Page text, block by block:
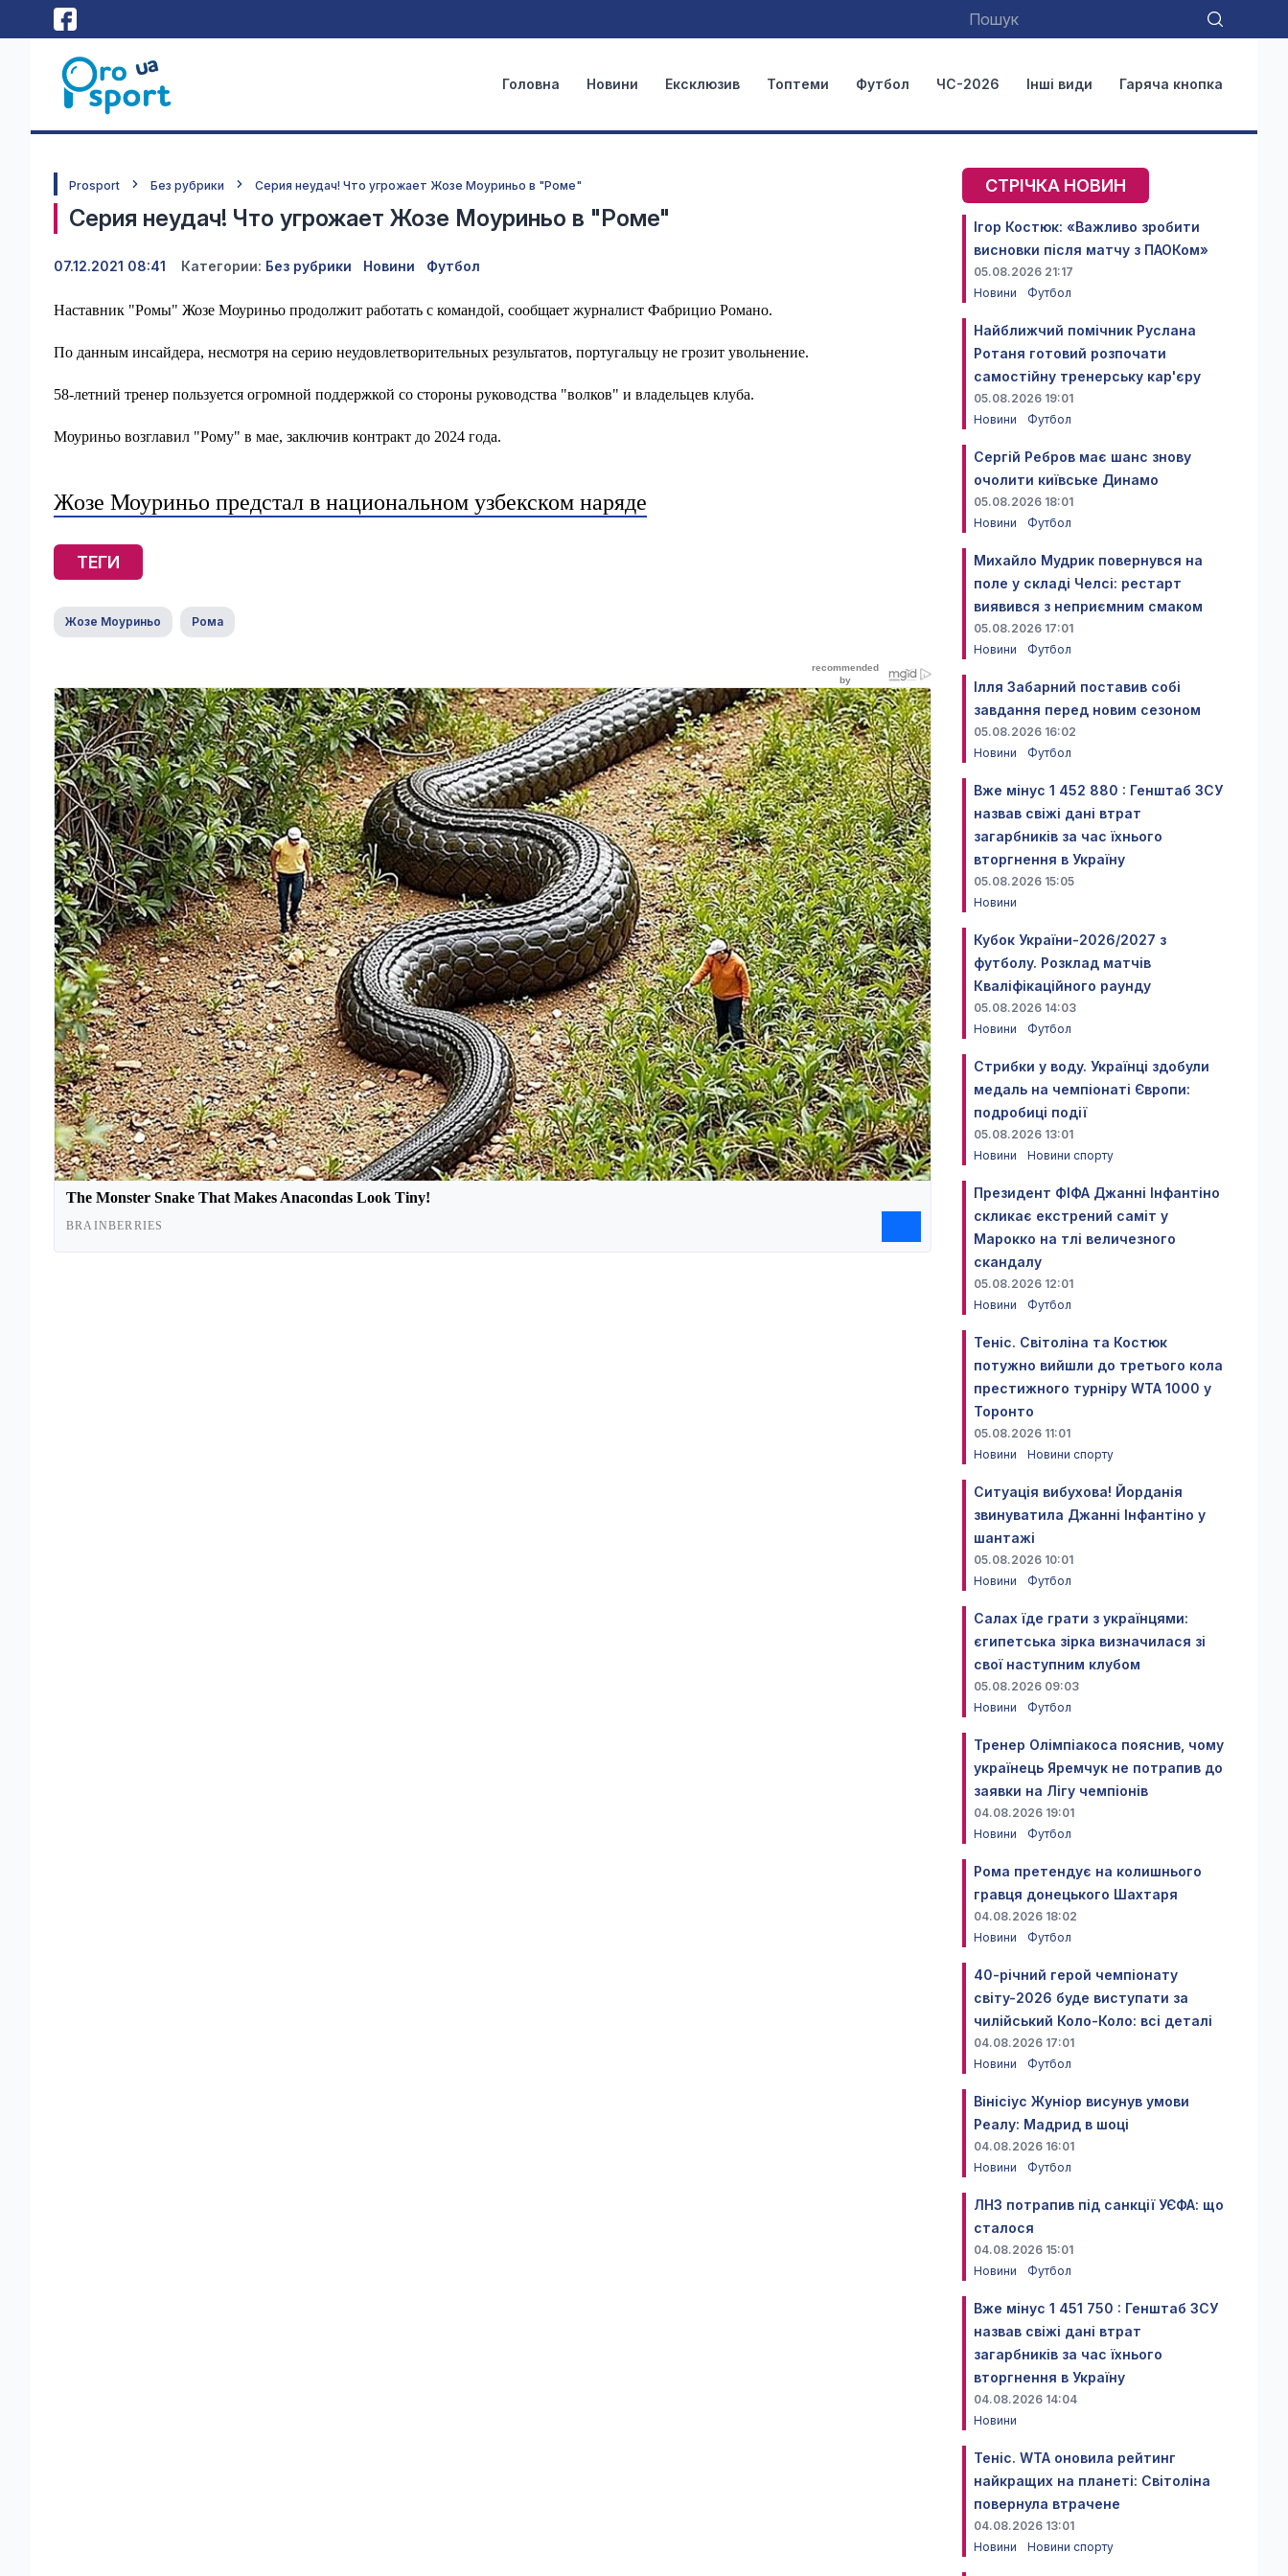
Головна Новини Ексклюзив Топтеми Футбол ЧС-2026 Інші види Гаряча кнопка
Prosport Без рубрики Серия неудач! Что угрожает Жозе Моуриньо в "Роме"
Серия неудач! Что угрожает Жозе Моуриньо в "Роме"
07.12.2021 08:41 Категории: Без рубрики Новини Футбол
Наставник "Ромы" Жозе Моуриньо продолжит работать с командой, сообщает журналист Фабрицио Романо.
По данным инсайдера, несмотря на серию неудовлетворительных результатов, португальцу не грозит увольнение.
58-летний тренер пользуется огромной поддержкой со стороны руководства "волков" и владельцев клуба.
Моуриньо возглавил "Рому" в мае, заключив контракт до 2024 года.
Жозе Моуриньо предстал в национальном узбекском наряде
ТЕГИ
Жозе Моуриньо Рома
СТРІЧКА НОВИН
Ігор Костюк: «Важливо зробити
висновки після матчу з ПАОКом»
05.08.2026 21:17
Новини
Футбол
Найближчий помічник Руслана
Ротаня готовий розпочати
самостійну тренерську кар'єру
05.08.2026 19:01
Новини
Футбол
Сергій Ребров має шанс знову
очолити київське Динамо
05.08.2026 18:01
Новини
Футбол
Михайло Мудрик повернувся на
поле у складі Челсі: рестарт
виявився з неприємним смаком
05.08.2026 17:01
Новини
Футбол
Ілля Забарний поставив собі
завдання перед новим сезоном
05.08.2026 16:02
Новини
Футбол
Вже мінус 1 452 880 : Генштаб ЗСУ
назвав свіжі дані втрат
загарбників за час їхнього
вторгнення в Україну
05.08.2026 15:05
Новини
Кубок України-2026/2027 з
футболу. Розклад матчів
Кваліфікаційного раунду
05.08.2026 14:03
Новини
Футбол
Стрибки у воду. Українці здобули
медаль на чемпіонаті Європи:
подробиці події
05.08.2026 13:01
Новини
Новини спорту
Президент ФІФА Джанні Інфантіно
скликає екстрений саміт у
Марокко на тлі величезного
скандалу
05.08.2026 12:01
Новини
Футбол
Теніс. Світоліна та Костюк
потужно вийшли до третього кола
престижного турніру WTA 1000 у
Торонто
05.08.2026 11:01
Новини
Новини спорту
Ситуація вибухова! Йорданія
звинуватила Джанні Інфантіно у
шантажі
05.08.2026 10:01
Новини
Футбол
Салах їде грати з українцями:
єгипетська зірка визначилася зі
свої наступним клубом
05.08.2026 09:03
Новини
Футбол
Тренер Олімпіакоса пояснив, чому
українець Яремчук не потрапив до
заявки на Лігу чемпіонів
04.08.2026 19:01
Новини
Футбол
Рома претендує на колишнього
гравця донецького Шахтаря
04.08.2026 18:02
Новини
Футбол
40-річний герой чемпіонату
світу-2026 буде виступати за
чилійський Коло-Коло: всі деталі
04.08.2026 17:01
Новини
Футбол
Вінісіус Жуніор висунув умови
Реалу: Мадрид в шоці
04.08.2026 16:01
Новини
Футбол
ЛНЗ потрапив під санкції УЄФА: що
сталося
04.08.2026 15:01
Новини
Футбол
Вже мінус 1 451 750 : Генштаб ЗСУ
назвав свіжі дані втрат
загарбників за час їхнього
вторгнення в Україну
04.08.2026 14:04
Новини
Теніс. WTA оновила рейтинг
найкращих на планеті: Світоліна
повернула втрачене
04.08.2026 13:01
Новини
Новини спорту